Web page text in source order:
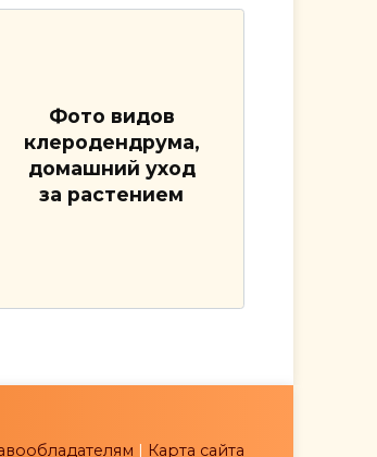
Фото видов
клеродендрума,
домашний уход
за растением
| Карта сайта